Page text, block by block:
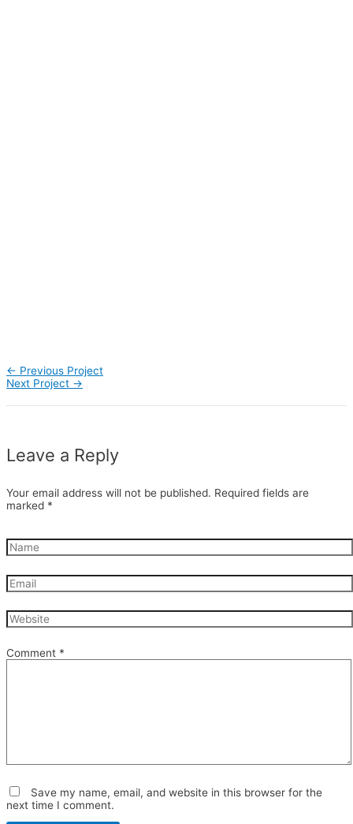
← Previous Project
Next Project →
Leave a Reply
Your email address will not be published. Required fields are
marked *
Comment *
Save my name, email, and website in this browser for the
next time I comment.